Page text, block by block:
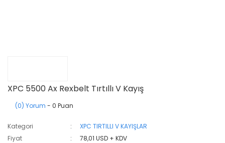
XPC 5500 Ax Rexbelt Tırtıllı V Kayış
(0) Yorum - 0 Puan
Kategori
XPC TIRTILLI V KAYIŞLAR
Fiyat
78,01 USD + KDV